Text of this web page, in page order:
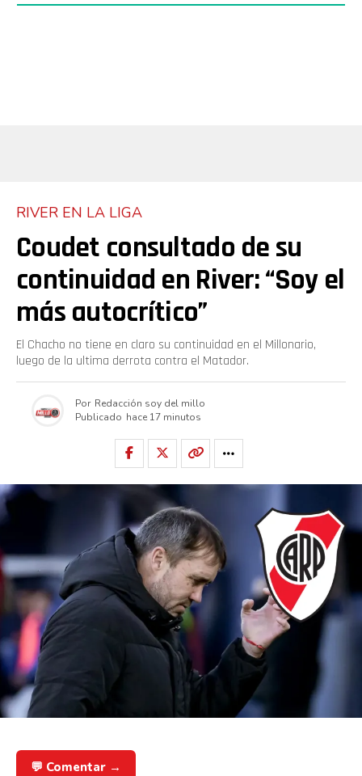
RIVER EN LA LIGA
Coudet consultado de su
continuidad en River: “Soy el
más autocrítico”
El Chacho no tiene en claro su continuidad en el Millonario,
luego de la ultima derrota contra el Matador.
Por Redacción soy del millo
Publicado hace 17 minutos
💬 Comentar →